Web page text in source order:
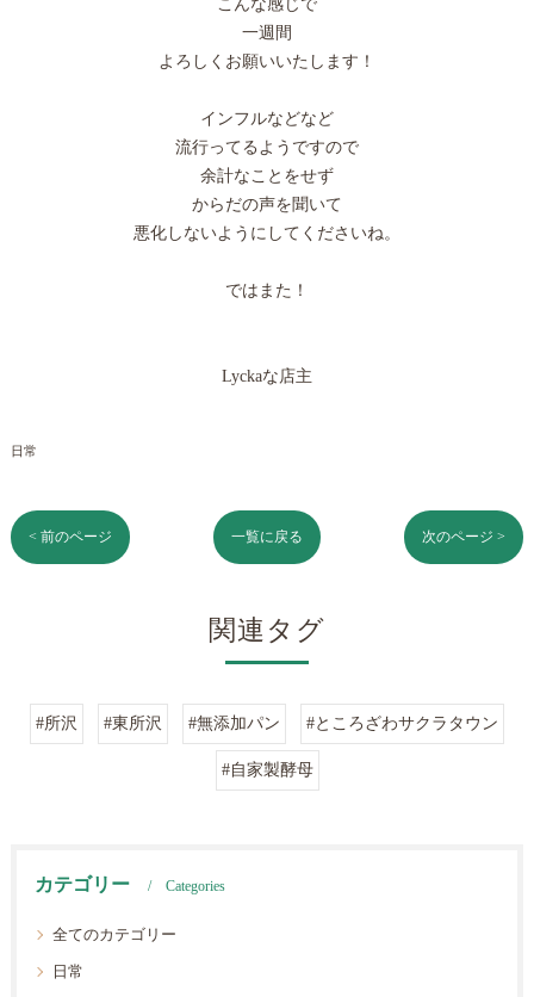
こんな感じで
一週間
よろしくお願いいたします！
インフルなどなど
流行ってるようですので
余計なことをせず
からだの声を聞いて
悪化しないようにしてくださいね。
ではまた！
Lyckaな店主
日常
< 前のページ 一覧に戻る 次のページ >
関連タグ
#所沢 #東所沢 #無添加パン #ところざわサクラタウン
#自家製酵母
カテゴリー Categories
全てのカテゴリー
日常